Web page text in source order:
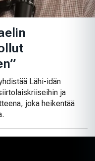
Lähi-idän
ja
joka heikentää